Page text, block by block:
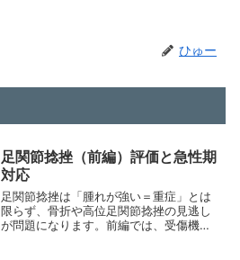
ひゅー
足関節捻挫（前編）評価と急性期
対応
足関節捻挫は「腫れが強い＝重症」とは
限らず、骨折や高位足関節捻挫の見逃し
が問題になります。前編では、受傷機